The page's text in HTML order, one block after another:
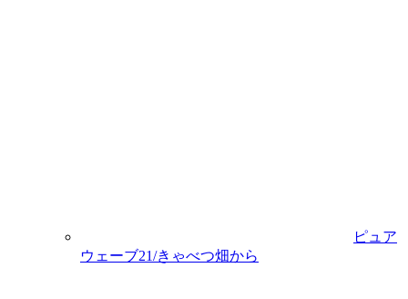
ピュア
ウェーブ21/きゃべつ畑から